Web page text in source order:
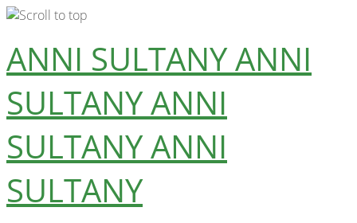
Skip
to
content
ANNI SULTANYANNI
SULTANYANNI
SULTANYANNI
SULTANY